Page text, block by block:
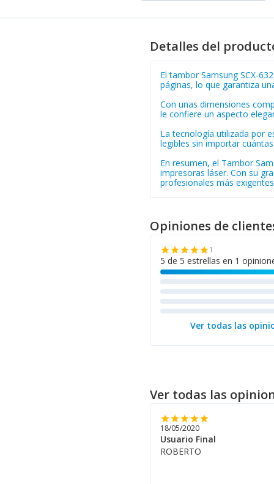
Detalles del
El tambor Samsung SCX-
páginas, lo que garantiza
Con unas dimensiones
le confiere un aspecto
La tecnología utilizada por
legibles sin importar
En resumen, el Tambor
impresoras láser. Con su
profesionales más
Opiniones de
starstarstarstarstar1
5 de 5 estrellas en 1
Ver todas las
Ver todas las
starstarstarstarstar
18/05/2020
Usuario Final
ROBERTO